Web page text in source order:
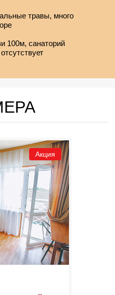
травы, много
100м, санаторий
Акция